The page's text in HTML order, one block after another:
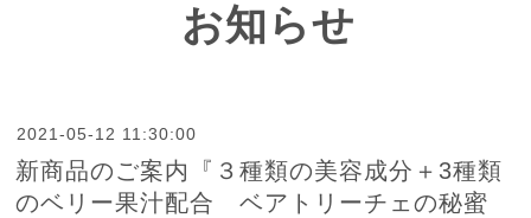
お知らせ
2021-05-12 11:30:00
新商品のご案内『３種類の美容成分＋3種類
のベリー果汁配合 ベアトリーチェの秘蜜